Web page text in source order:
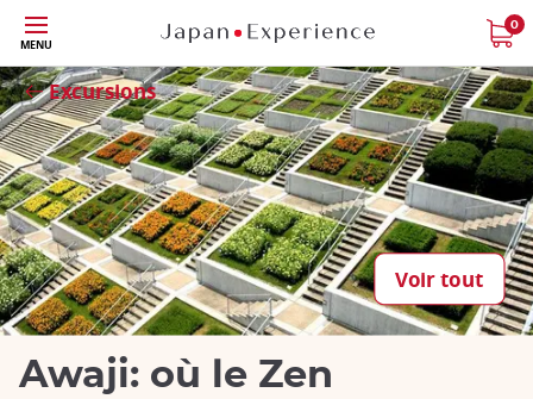
Skip
to
main
content
MENU
0
Excursions
Voir tout
Fermer
Awaji: où le Zen